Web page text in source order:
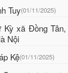
Tuy(01/11/2025)
xã Đồng Tân,
Nội
Kệ(01/11/2025)